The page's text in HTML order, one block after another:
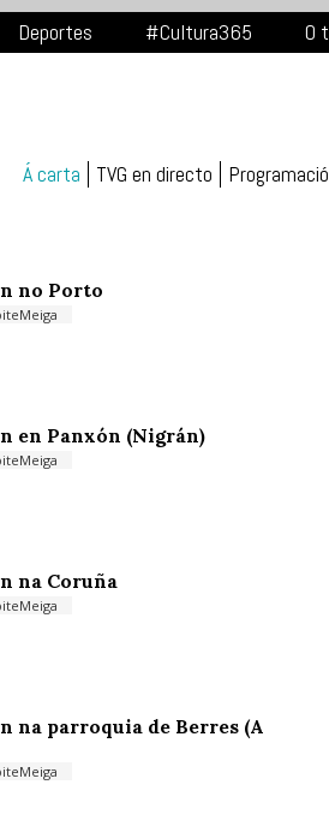
Deportes #Cultura365 O
Á carta TVG en directo
no Porto
en Panxón (Nigrán)
na Coruña
na parroquia de Berres (A